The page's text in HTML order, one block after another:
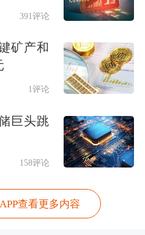
题答记者问
银行有关负责人就人
答了《金融时报》
何“破7”？
易保护主义措施及
等影响，今日人民
值，突破了7元，
391评论
矿产和
1评论
巨头跳
158评论
查看更多内容